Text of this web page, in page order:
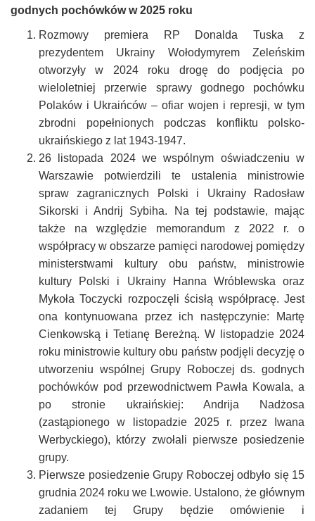
godnych pochówków w 2025 roku
Rozmowy premiera RP Donalda Tuska z
prezydentem Ukrainy Wołodymyrem Zeleńskim
otworzyły w 2024 roku drogę do podjęcia po
wieloletniej przerwie sprawy godnego pochówku
Polaków i Ukraińców – ofiar wojen i represji, w tym
zbrodni popełnionych podczas konfliktu polsko-
ukraińskiego z lat 1943-1947.
26 listopada 2024 we wspólnym oświadczeniu w
Warszawie potwierdzili te ustalenia ministrowie
spraw zagranicznych Polski i Ukrainy Radosław
Sikorski i Andrij Sybiha. Na tej podstawie, mając
także na względzie memorandum z 2022 r. o
współpracy w obszarze pamięci narodowej pomiędzy
ministerstwami kultury obu państw, ministrowie
kultury Polski i Ukrainy Hanna Wróblewska oraz
Mykoła Toczycki rozpoczęli ścisłą współpracę. Jest
ona kontynuowana przez ich następczynie: Martę
Cienkowską i Tetianę Bereżną. W listopadzie 2024
roku ministrowie kultury obu państw podjęli decyzję o
utworzeniu wspólnej Grupy Roboczej ds. godnych
pochówków pod przewodnictwem Pawła Kowala, a
po stronie ukraińskiej: Andrija Nadżosa
(zastąpionego w listopadzie 2025 r. przez Iwana
Werbyckiego), którzy zwołali pierwsze posiedzenie
grupy.
Pierwsze posiedzenie Grupy Roboczej odbyło się 15
grudnia 2024 roku we Lwowie. Ustalono, że głównym
zadaniem tej Grupy będzie omówienie i